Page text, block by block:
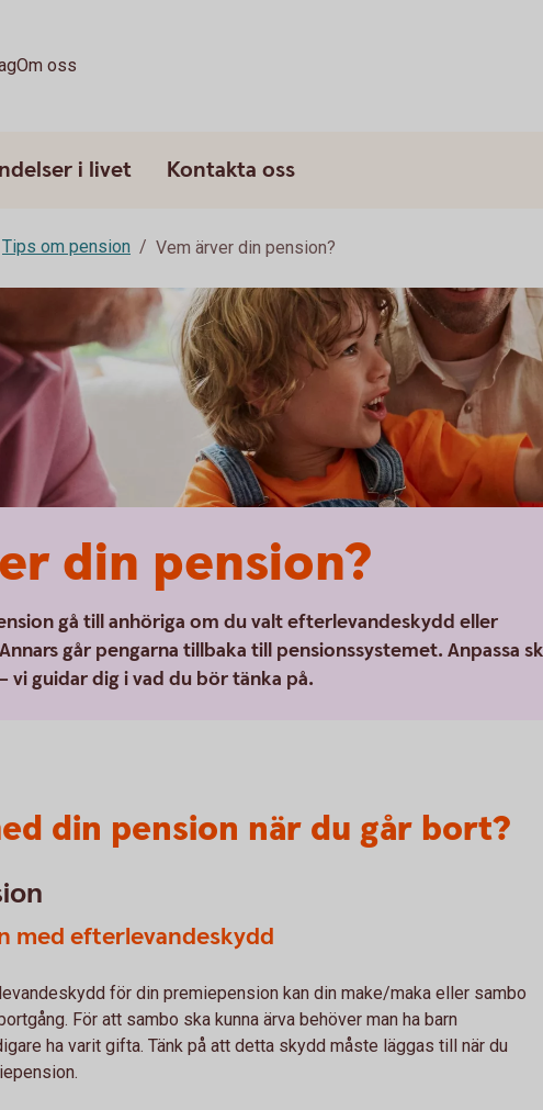
Om oss
i livet Kontakta oss
Tips om pension Vem ärver din pension?
din pension?
gå till anhöriga om du valt efterlevandeskydd eller
går pengarna tillbaka till pensionssystemet. Anpassa
vi guidar dig i vad du bör tänka på.
din pension när du går bort?
med efterlevandeskydd
för din premiepension kan din make/maka eller sambo
För att sambo ska kunna ärva behöver man ha barn
ha varit gifta. Tänk på att detta skydd måste läggas till när du